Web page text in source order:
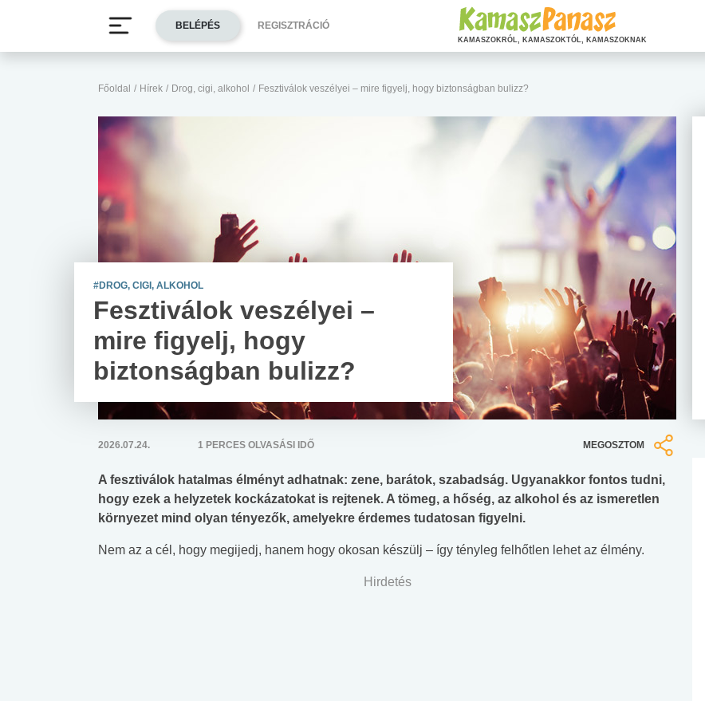
Főoldal / Hírek / Drog, cigi, alkohol / Fesztiválok veszélyei – mire figyelj, hogy biztonságban bulizz?
#DROG, CIGI, ALKOHOL
Fesztiválok veszélyei –
mire figyelj, hogy
biztonságban bulizz?
2026.07.24. 1 PERCES OLVASÁSI IDŐ MEGOSZTOM
A fesztiválok hatalmas élményt adhatnak: zene, barátok, szabadság. Ugyanakkor fontos tudni,
hogy ezek a helyzetek kockázatokat is rejtenek. A tömeg, a hőség, az alkohol és az ismeretlen
környezet mind olyan tényezők, amelyekre érdemes tudatosan figyelni.
Nem az a cél, hogy megijedj, hanem hogy okosan készülj – így tényleg felhőtlen lehet az élmény.
Hirdetés
BELÉPÉS REGISZTRÁCIÓ
KAMASZOKRÓL, KAMASZOKTÓL, KAMASZOKNAK